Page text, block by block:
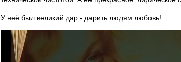
У неё был великий дар - дарить людям любовь!